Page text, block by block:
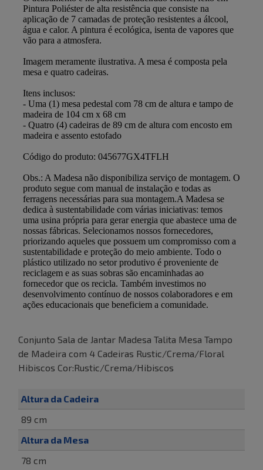
Conjunto Sala de Jantar Madesa Talita Mesa Tampo
de Madeira com 4 Cadeiras Rustic/Crema/Floral
Hibiscos Cor:Rustic/Crema/Hibiscos
Altura da Cadeira
89 cm
Altura da Mesa
78 cm